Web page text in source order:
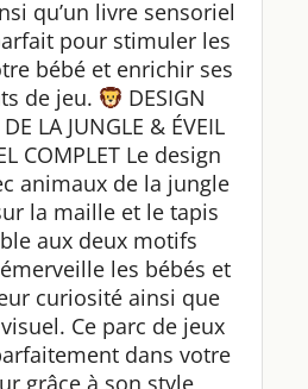
qu’un livre sensoriel
pour stimuler les
bébé et enrichir ses
de jeu.
DESIGN
LA JUNGLE & ÉVEIL
COMPLET Le design
animaux de la jungle
la maille et le tapis
aux deux motifs
les bébés et
curiosité ainsi que
Ce parc de jeux
dans votre
grâce à son style